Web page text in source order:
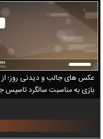
عکس های جالب و دیدنی روز؛
بازی به مناسبت سالگرد تاسیس
خلق چین تا آیین بزرگداشت